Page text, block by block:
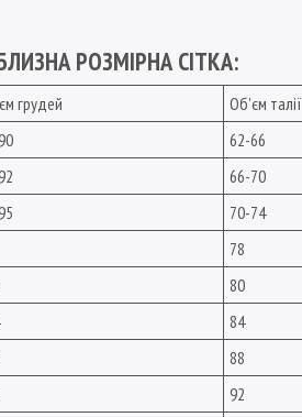
РОЗМІРНА СІТКА:
грудей Об'єм талії
62-66
66-70
70-74
78
80
84
88
92